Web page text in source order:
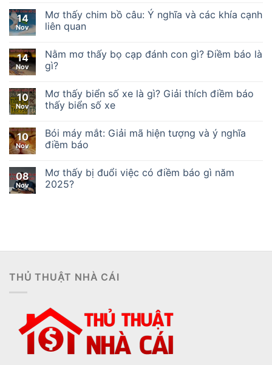
14
Nov
Mơ thấy chim bồ câu: Ý nghĩa và các khía cạnh
liên quan
14
Nov
Nằm mơ thấy bọ cạp đánh con gì? Điềm báo là
gì?
10
Nov
Mơ thấy biển số xe là gì? Giải thích điềm báo
thấy biển số xe
10
Nov
Bói máy mắt: Giải mã hiện tượng và ý nghĩa
điềm báo
08
Nov
Mơ thấy bị đuổi việc có điềm báo gì năm
2025?
THỦ THUẬT NHÀ CÁI